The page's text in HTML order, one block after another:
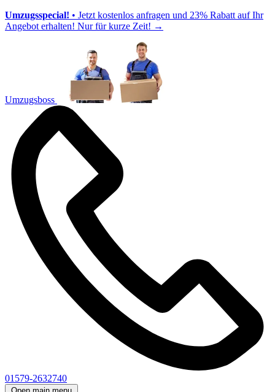
Umzugsspecial! • Jetzt kostenlos anfragen und 23% Rabatt auf Ihr
Angebot erhalten! Nur für kurze Zeit! →
Umzugsboss
01579-2632740